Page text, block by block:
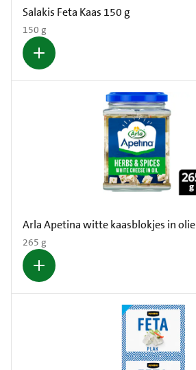
Salakis Feta Kaas 150 g
150 g
Arla Apetina witte kaasblokjes in olie
265 g